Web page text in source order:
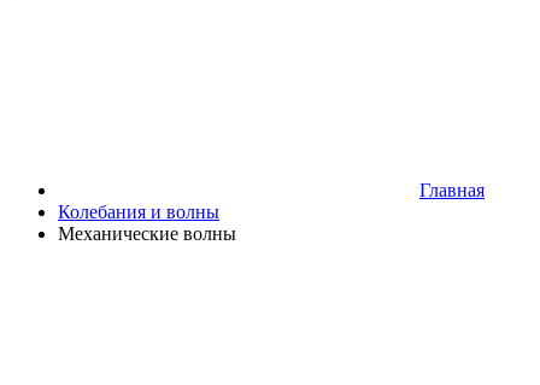
Главная
Колебания и волны
Механические волны